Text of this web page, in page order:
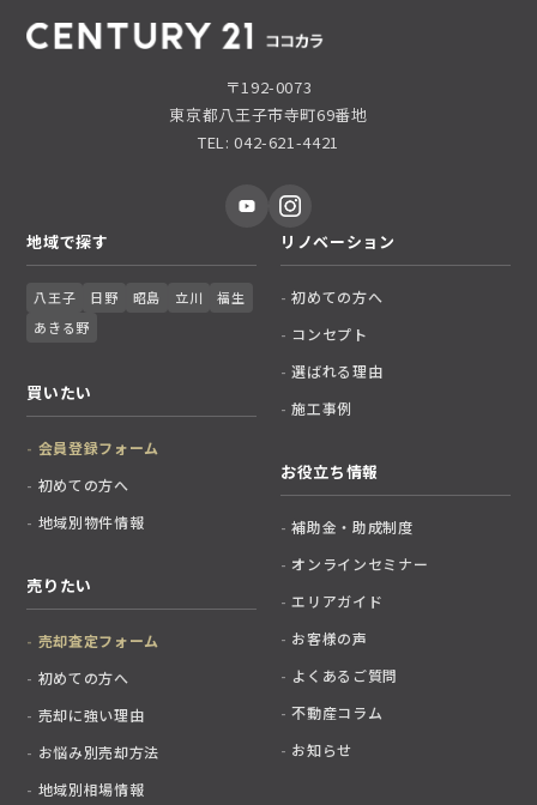
〒192-0073
東京都八王子市寺町69番地
TEL: 042-621-4421
地域で探す
八王子 日野 昭島 立川
福生
あきる野
買いたい
会員登録フォーム
初めての方へ
地域別物件情報
売りたい
売却査定フォーム
初めての方へ
売却に強い理由
お悩み別売却方法
地域別相場情報
リノベーション
初めての方へ
コンセプト
選ばれる理由
施工事例
お役立ち情報
補助金・助成制度
オンラインセミナー
エリアガイド
お客様の声
よくあるご質問
不動産コラム
お知らせ